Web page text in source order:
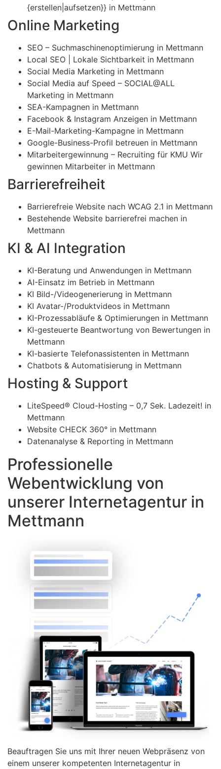
{erstellen|aufsetzen}} in Mettmann
Online Marketing
SEO – Suchmaschinenoptimierung in Mettmann
Local SEO | Lokale Sichtbarkeit in Mettmann
Social Media Marketing in Mettmann
Social Media auf Speed – SOCIAL@ALL
Marketing in Mettmann
SEA-Kampagnen in Mettmann
Facebook & Instagram Anzeigen in Mettmann
E-Mail-Marketing-Kampagne in Mettmann
Google-Business-Profil betreuen in Mettmann
Mitarbeitergewinnung – Recruiting für KMU Wir
gewinnen Mitarbeiter in Mettmann
Barrierefreiheit
Barrierefreie Website nach WCAG 2.1 in Mettmann
Bestehende Website barrierefrei machen in
Mettmann
KI & AI Integration
KI-Beratung und Anwendungen in Mettmann
AI-Einsatz im Betrieb in Mettmann
KI Bild-/Videogenerierung in Mettmann
KI Avatar-/Produktvideos in Mettmann
KI-Prozessabläufe & Optimierungen in Mettmann
KI-gesteuerte Beantwortung von Bewertungen in
Mettmann
KI-basierte Telefonassistenten in Mettmann
Chatbots & Automatisierung in Mettmann
Hosting & Support
LiteSpeed® Cloud-Hosting – 0,7 Sek. Ladezeit! in
Mettmann
Website CHECK 360° in Mettmann
Datenanalyse & Reporting in Mettmann
Professionelle
Webentwicklung von
unserer Internetagentur in
Mettmann
Beauftragen Sie uns mit Ihrer neuen Webpräsenz von
einem unserer kompetenten Internetagentur in